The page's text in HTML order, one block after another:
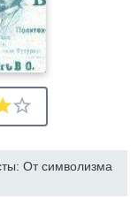
От символизма